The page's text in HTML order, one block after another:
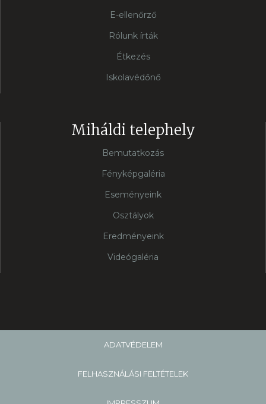
E-ellenőrző
Rólunk írták
Étkezés
Iskolavédőnő
Miháldi telephely
Bemutatkozás
Fényképgaléria
Eseményeink
Osztályok
Eredményeink
Videógaléria
ADATVÉDELEM
FELHASZNÁLÁSI FELTÉTELEK